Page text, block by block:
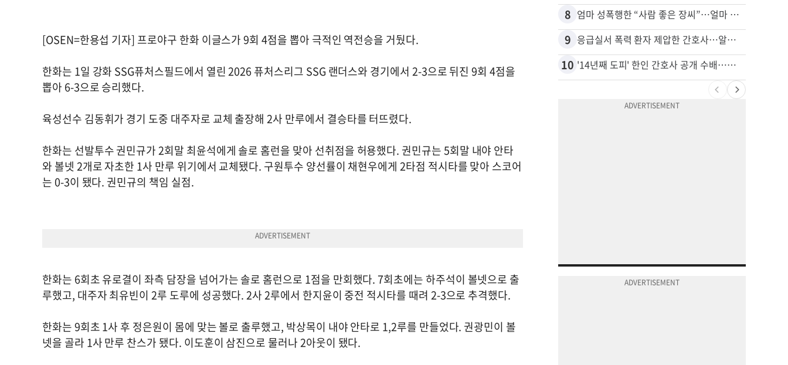
[OSEN=한용섭 기자] 프로야구 한화 이글스가 9회 4점을 뽑아 극적인 역전승을 거뒀다.
한화는 1일 강화 SSG퓨처스필드에서 열린 2026 퓨처스리그 SSG 랜더스와 경기에서 2-3으로 뒤진 9회 4점을
뽑아 6-3으로 승리했다.
육성선수 김동휘가 경기 도중 대주자로 교체 출장해 2사 만루에서 결승타를 터뜨렸다.
한화는 선발투수 권민규가 2회말 최윤석에게 솔로 홈런을 맞아 선취점을 허용했다. 권민규는 5회말 내야 안타
와 볼넷 2개로 자초한 1사 만루 위기에서 교체됐다. 구원투수 양선률이 채현우에게 2타점 적시타를 맞아 스코어
는 0-3이 됐다. 권민규의 책임 실점.
한화는 6회초 유로결이 좌측 담장을 넘어가는 솔로 홈런으로 1점을 만회했다. 7회초에는 하주석이 볼넷으로 출
루했고, 대주자 최유빈이 2루 도루에 성공했다. 2사 2루에서 한지윤이 중전 적시타를 때려 2-3으로 추격했다.
한화는 9회초 1사 후 정은원이 몸에 맞는 볼로 출루했고, 박상목이 내야 안타로 1,2루를 만들었다. 권광민이 볼
넷을 골라 1사 만루 찬스가 됐다. 이도훈이 삼진으로 물러나 2아웃이 됐다.
8 엄마 성폭행한 “사람 좋은 장씨”…얼마 뒤 딸 배도 불러왔다
9 응급실서 폭력 환자 제압한 간호사…알고 보니
10 '14년째 도피' 한인 간호사 공개 수배…메디케어 사기 유죄